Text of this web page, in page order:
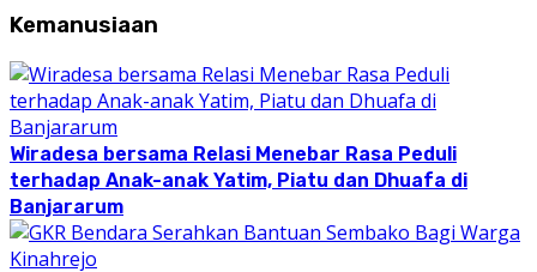
Kemanusiaan
Wiradesa bersama Relasi Menebar Rasa Peduli
terhadap Anak-anak Yatim, Piatu dan Dhuafa di
Banjararum